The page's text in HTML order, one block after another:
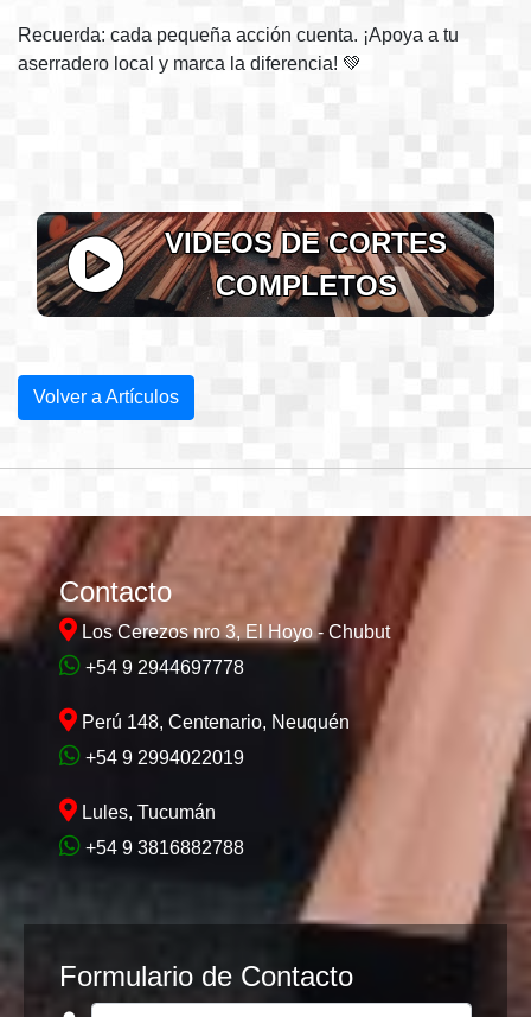
Recuerda: cada pequeña acción cuenta. ¡Apoya a tu
aserradero local y marca la diferencia! 💚
VIDEOS DE CORTES
COMPLETOS
Volver a Artículos
Contacto
Los Cerezos nro 3, El Hoyo - Chubut
+54 9 2944697778
Perú 148, Centenario, Neuquén
+54 9 2994022019
Lules, Tucumán
+54 9 3816882788
Formulario de Contacto